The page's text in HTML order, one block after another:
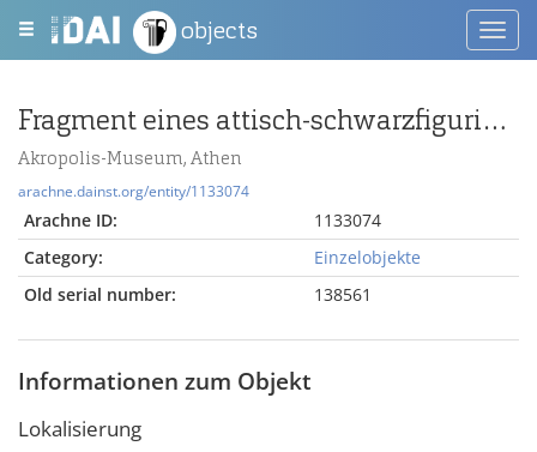
objects
Fragment eines attisch-schwarzfigurigen Skyphos
Akropolis-Museum, Athen
arachne.dainst.org/entity/1133074
Arachne ID:
1133074
Category:
Einzelobjekte
Old serial number:
138561
Informationen zum Objekt
Lokalisierung